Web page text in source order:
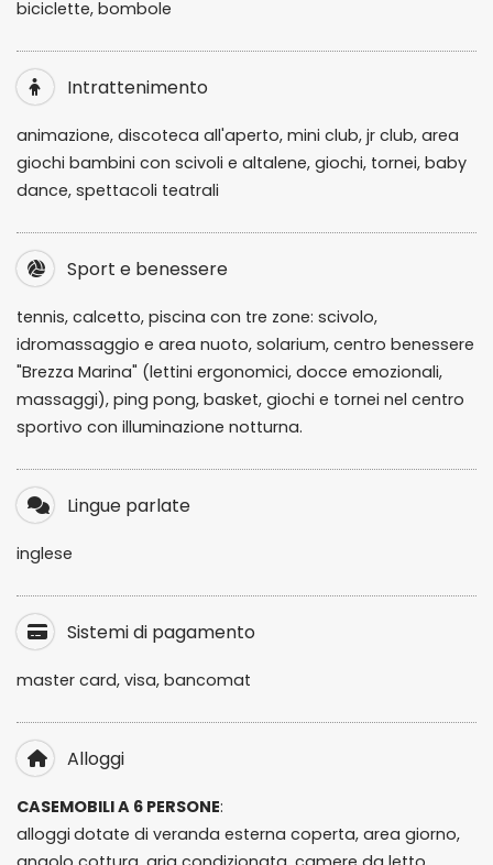
biciclette, bombole
Intrattenimento
animazione, discoteca all'aperto, mini club, jr club, area
giochi bambini con scivoli e altalene, giochi, tornei, baby
dance, spettacoli teatrali
Sport e benessere
tennis, calcetto, piscina con tre zone: scivolo,
idromassaggio e area nuoto, solarium, centro benessere
"Brezza Marina" (lettini ergonomici, docce emozionali,
massaggi), ping pong, basket, giochi e tornei nel centro
sportivo con illuminazione notturna.
Lingue parlate
inglese
Sistemi di pagamento
master card, visa, bancomat
Alloggi
CASEMOBILI A 6 PERSONE:
alloggi dotate di veranda esterna coperta, area giorno,